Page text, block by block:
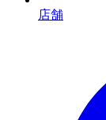
店舗